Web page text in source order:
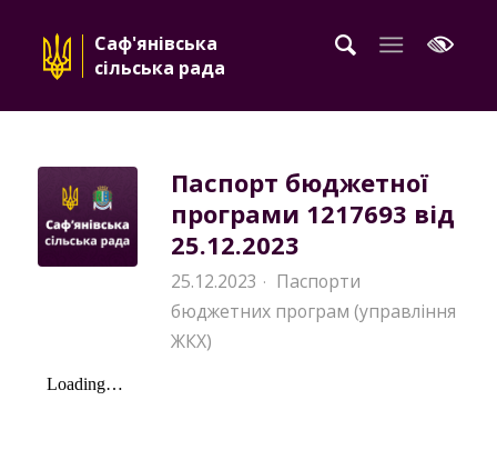
Саф'янівська
сільська рада
Паспорт бюджетної
програми 1217693 від
25.12.2023
25.12.2023 · Паспорти
бюджетних програм (управління
ЖКХ)